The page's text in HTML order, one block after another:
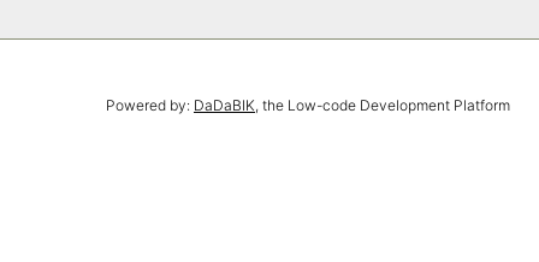
Powered by: DaDaBIK, the Low-code Development Platform